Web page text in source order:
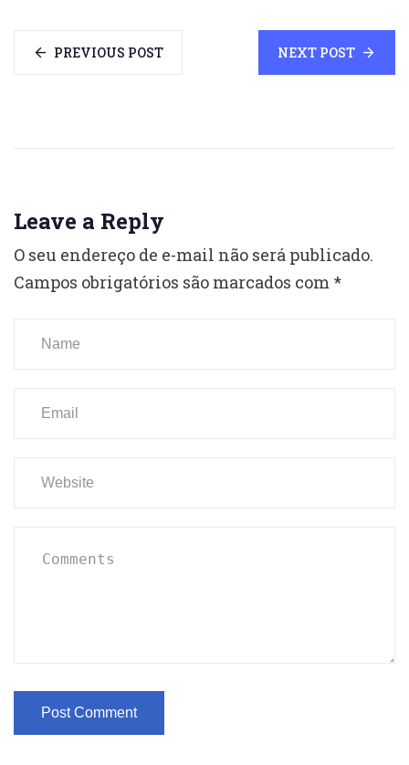
PREVIOUS POST NEXT POST
Leave a Reply
O seu endereço de e-mail não será publicado.
Campos obrigatórios são marcados com *